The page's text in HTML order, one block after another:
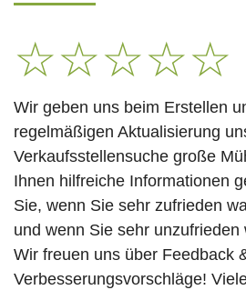
☆☆☆☆☆
Wir geben uns beim Erstellen
regelmäßigen Aktualisierung
Verkaufsstellensuche große
Ihnen hilfreiche Informationen
Sie, wenn Sie sehr zufrieden
und wenn Sie sehr unzufrieden
Wir freuen uns über Feedback
Verbesserungsvorschläge!